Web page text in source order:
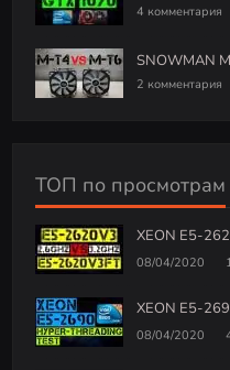
4 комментария
SNOWMAN
2 комментария
ТОП по просмотрам
XEON E5-
08/04/2020
XEON E5-
08/04/2020